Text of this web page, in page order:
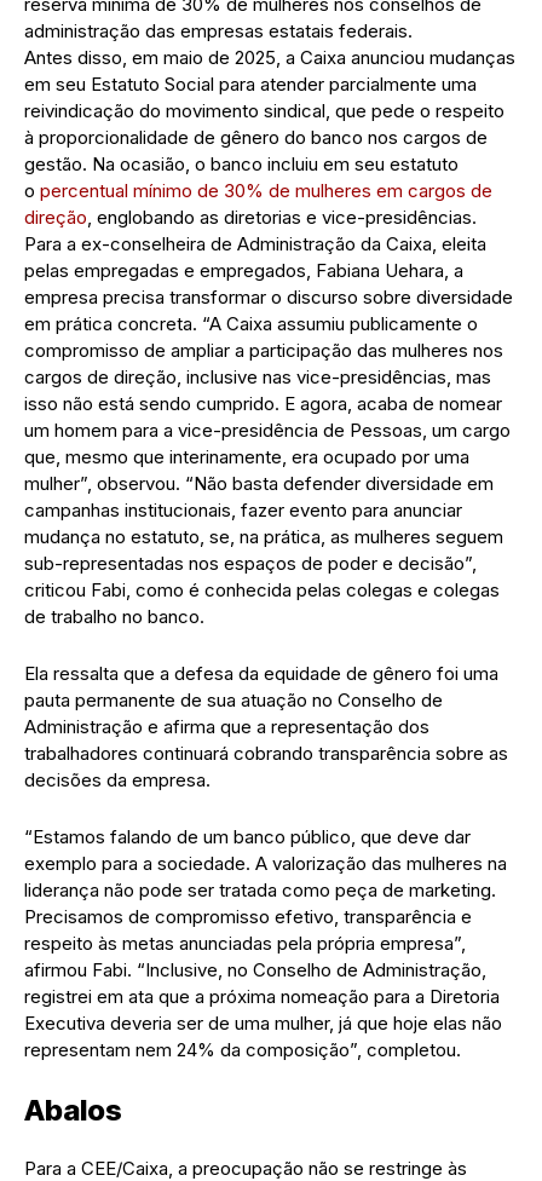
administração das empresas estatais federais.
Antes disso, em maio de 2025, a Caixa anunciou mudanças
em seu Estatuto Social para atender parcialmente uma
reivindicação do movimento sindical, que pede o respeito
à proporcionalidade de gênero do banco nos cargos de
gestão. Na ocasião, o banco incluiu em seu estatuto
o percentual mínimo de 30% de mulheres em cargos de
direção, englobando as diretorias e vice-presidências.
Para a ex-conselheira de Administração da Caixa, eleita
pelas empregadas e empregados, Fabiana Uehara, a
empresa precisa transformar o discurso sobre diversidade
em prática concreta. “A Caixa assumiu publicamente o
compromisso de ampliar a participação das mulheres nos
cargos de direção, inclusive nas vice-presidências, mas
isso não está sendo cumprido. E agora, acaba de nomear
um homem para a vice-presidência de Pessoas, um cargo
que, mesmo que interinamente, era ocupado por uma
mulher”, observou. “Não basta defender diversidade em
campanhas institucionais, fazer evento para anunciar
mudança no estatuto, se, na prática, as mulheres seguem
sub-representadas nos espaços de poder e decisão”,
criticou Fabi, como é conhecida pelas colegas e colegas
de trabalho no banco.
Ela ressalta que a defesa da equidade de gênero foi uma
pauta permanente de sua atuação no Conselho de
Administração e afirma que a representação dos
trabalhadores continuará cobrando transparência sobre as
decisões da empresa.
“Estamos falando de um banco público, que deve dar
exemplo para a sociedade. A valorização das mulheres na
liderança não pode ser tratada como peça de marketing.
Precisamos de compromisso efetivo, transparência e
respeito às metas anunciadas pela própria empresa”,
afirmou Fabi. “Inclusive, no Conselho de Administração,
registrei em ata que a próxima nomeação para a Diretoria
Executiva deveria ser de uma mulher, já que hoje elas não
representam nem 24% da composição”, completou.
Abalos
Para a CEE/Caixa, a preocupação não se restringe às